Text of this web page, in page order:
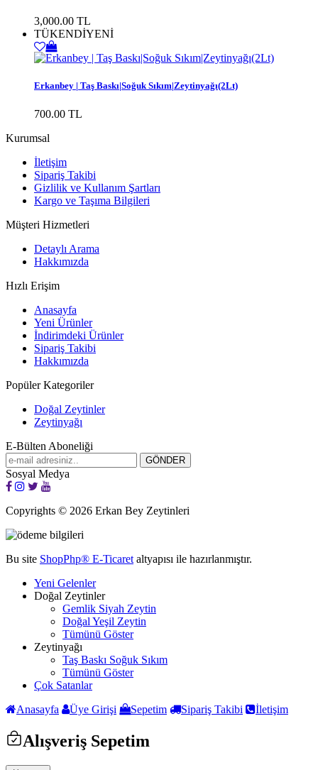
3,000.00 TL
TÜKENDİYENİ
Erkanbey | Taş Baskı|Soğuk Sıkım|Zeytinyağı(2Lt)
700.00 TL
Kurumsal
İletişim
Sipariş Takibi
Gizlilik ve Kullanım Şartları
Kargo ve Taşıma Bilgileri
Müşteri Hizmetleri
Detaylı Arama
Hakkımızda
Hızlı Erişim
Anasayfa
Yeni Ürünler
İndirimdeki Ürünler
Sipariş Takibi
Hakkımızda
Popüler Kategoriler
Doğal Zeytinler
Zeytinyağı
E-Bülten Aboneliği
Sosyal Medya
Copyrights © 2026 Erkan Bey Zeytinleri
Bu site ShopPhp® E-Ticaret altyapısı ile hazırlanmıştır.
Yeni Gelenler
Doğal Zeytinler
Gemlik Siyah Zeytin
Doğal Yeşil Zeytin
Tümünü Göster
Zeytinyağı
Taş Baskı Soğuk Sıkım
Tümünü Göster
Çok Satanlar
Anasayfa
Üye Girişi Sepetim Sipariş Takibi İletişim
Alışveriş Sepetim